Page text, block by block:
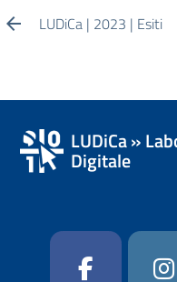
LUDiCa | 2023 | Esiti
LUDiCa »
Digitale